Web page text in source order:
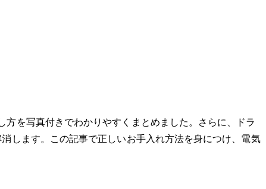
を写真付きでわかりやすくまとめました。さらに、ドラ
します。この記事で正しいお手入れ方法を身につけ、電気